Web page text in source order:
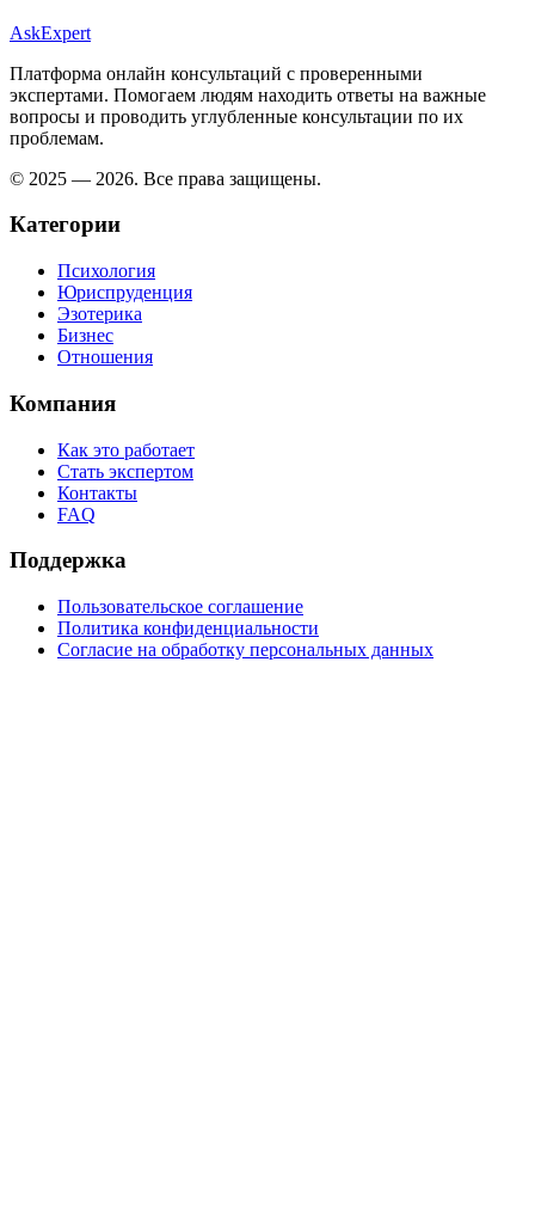
AskExpert
Платформа онлайн консультаций с проверенными
экспертами. Помогаем людям находить ответы на важные
вопросы и проводить углубленные консультации по их
проблемам.
© 2025 — 2026. Все права защищены.
Категории
Психология
Юриспруденция
Эзотерика
Бизнес
Отношения
Компания
Как это работает
Стать экспертом
Контакты
FAQ
Поддержка
Пользовательское соглашение
Политика конфиденциальности
Согласие на обработку персональных данных